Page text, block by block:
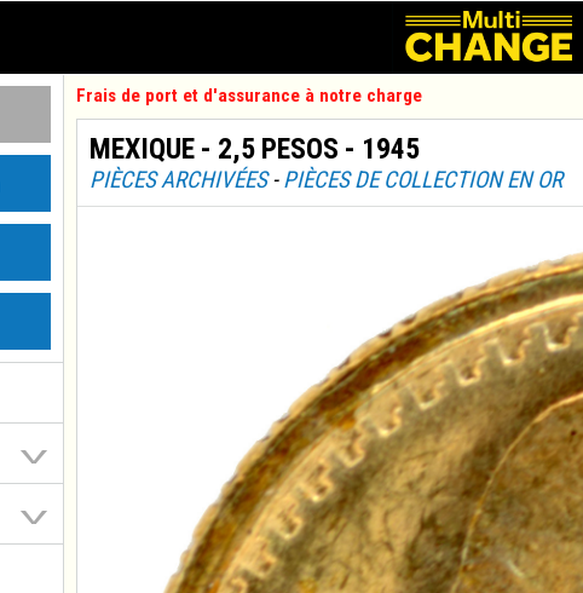
Frais de port et d'assurance à notre charge
MEXIQUE - 2,5 PESOS - 1945
PIÈCES ARCHIVÉES-PIÈCES DE COLLECTION EN OR